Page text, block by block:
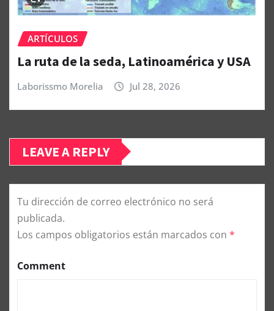
ARTÍCULOS
La ruta de la seda, Latinoamérica y USA
Laborissmo Morelia Jul 28, 2026
LEAVE A REPLY
Tu dirección de correo electrónico no será
publicada.
Los campos obligatorios están marcados con *
Comment